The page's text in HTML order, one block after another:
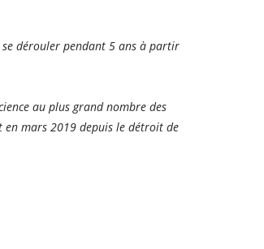
se dérouler pendant 5 ans à partir
au plus grand nombre des
mars 2019 depuis le détroit de